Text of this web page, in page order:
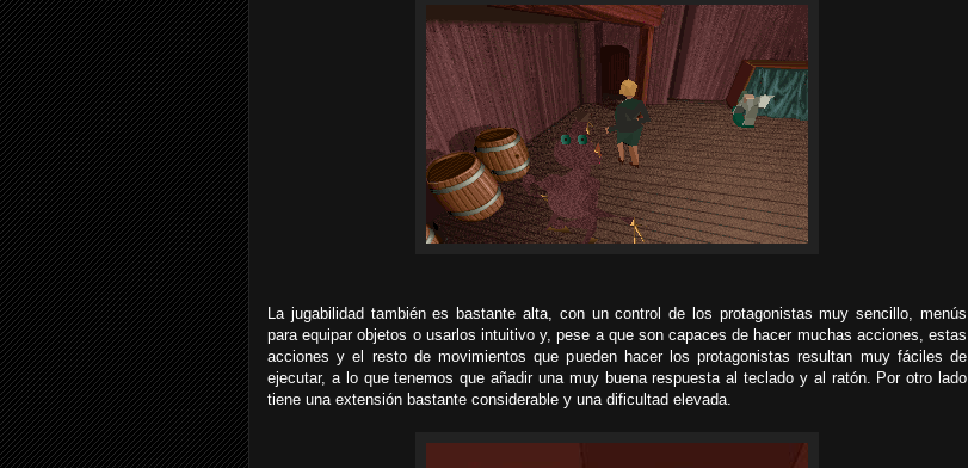
La jugabilidad también es bastante alta, con un control de los protagonistas muy sencillo, menús
para equipar objetos o usarlos intuitivo y, pese a que son capaces de hacer muchas acciones, estas
acciones y el resto de movimientos que pueden hacer los protagonistas resultan muy fáciles de
ejecutar, a lo que tenemos que añadir una muy buena respuesta al teclado y al ratón. Por otro lado
tiene una extensión bastante considerable y una dificultad elevada.